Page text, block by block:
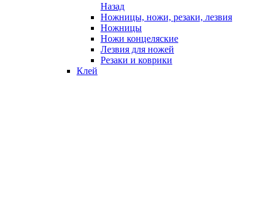
Назад
Ножницы, ножи, резаки, лезвия
Ножницы
Ножи концеляские
Лезвия для ножей
Резаки и коврики
Клей